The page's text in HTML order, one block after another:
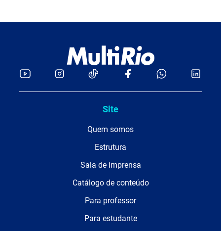
Site
Quem somos
Estrutura
Sala de imprensa
Catálogo de conteúdo
Para professor
Para estudante